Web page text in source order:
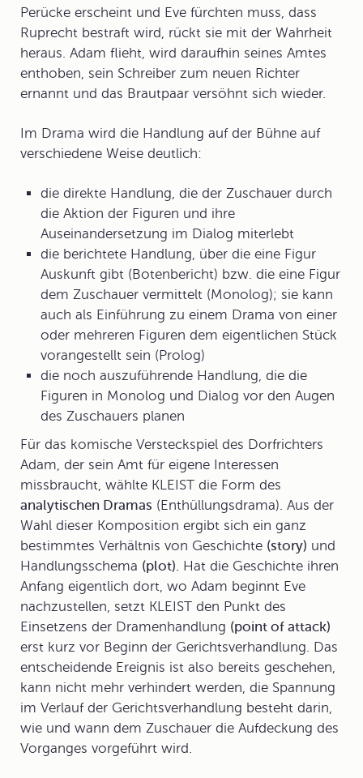
Perücke erscheint und Eve fürchten muss, dass
Ruprecht bestraft wird, rückt sie mit der Wahrheit
heraus. Adam flieht, wird daraufhin seines Amtes
enthoben, sein Schreiber zum neuen Richter
ernannt und das Brautpaar versöhnt sich wieder.
Im Drama wird die Handlung auf der Bühne auf
verschiedene Weise deutlich:
die direkte Handlung, die der Zuschauer durch
die Aktion der Figuren und ihre
Auseinandersetzung im Dialog miterlebt
die berichtete Handlung, über die eine Figur
Auskunft gibt (Botenbericht) bzw. die eine Figur
dem Zuschauer vermittelt (Monolog); sie kann
auch als Einführung zu einem Drama von einer
oder mehreren Figuren dem eigentlichen Stück
vorangestellt sein (Prolog)
die noch auszuführende Handlung, die die
Figuren in Monolog und Dialog vor den Augen
des Zuschauers planen
Für das komische Versteckspiel des Dorfrichters
Adam, der sein Amt für eigene Interessen
missbraucht, wählte KLEIST die Form des
analytischen Dramas (Enthüllungsdrama). Aus der
Wahl dieser Komposition ergibt sich ein ganz
bestimmtes Verhältnis von Geschichte (story) und
Handlungsschema (plot). Hat die Geschichte ihren
Anfang eigentlich dort, wo Adam beginnt Eve
nachzustellen, setzt KLEIST den Punkt des
Einsetzens der Dramenhandlung (point of attack)
erst kurz vor Beginn der Gerichtsverhandlung. Das
entscheidende Ereignis ist also bereits geschehen,
kann nicht mehr verhindert werden, die Spannung
im Verlauf der Gerichtsverhandlung besteht darin,
wie und wann dem Zuschauer die Aufdeckung des
Vorganges vorgeführt wird.